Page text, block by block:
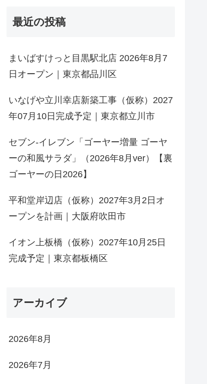
最近の投稿
まいばすけっと目黒駅北店 2026年8月7
日オープン｜東京都品川区
いなげや立川幸店新築工事（仮称）2027
年07月10日完成予定｜東京都立川市
セブン-イレブン「ゴーヤー増量 ゴーヤ
ーの和風サラダ」（2026年8月ver）【裏
ゴーヤーの日2026】
平和堂岸辺店（仮称）2027年3月2日オ
ープンを計画｜大阪府吹田市
イオン上板橋（仮称）2027年10月25日
完成予定｜東京都板橋区
アーカイブ
2026年8月
2026年7月